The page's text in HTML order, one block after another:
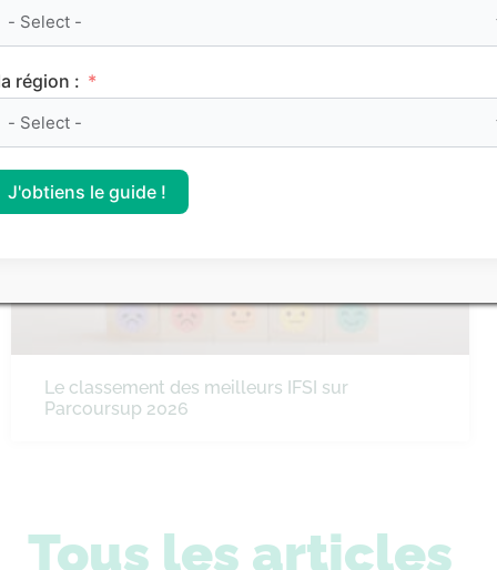
Le classement des meilleurs Sciences Po (IEP)
Le classement des meilleurs IFSI sur
Parcoursup 2026
Tous les articles
région :
J'obtiens le guide !